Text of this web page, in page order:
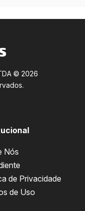
© 2026
Nós
de Privacidade
de Uso